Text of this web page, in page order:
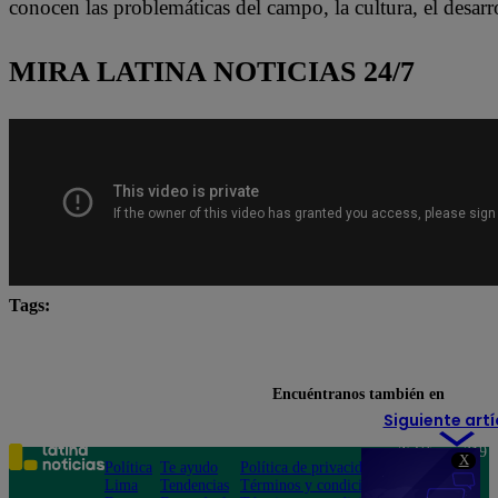
X
conocen las problemáticas del campo, la cultura, el
MIRA LATINA NOTICIAS 24/7
Tags:
Siguiente
Encuéntranos también en
Política
Lima
Te ayudo
Tendencias
Política de privacidad
Términos y condiciones
Teléfono: 219
Av. San